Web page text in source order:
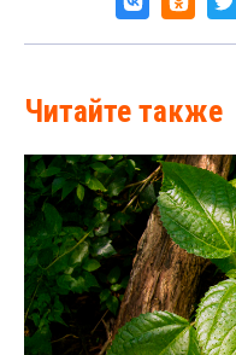
Читайте также